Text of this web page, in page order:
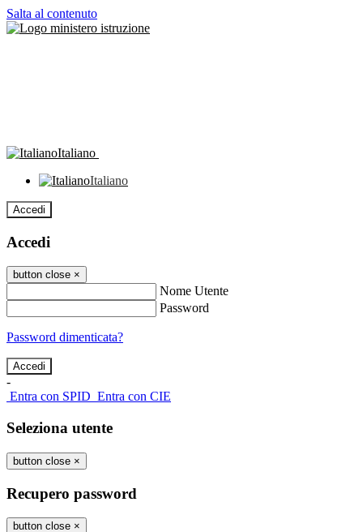
Salta al contenuto
Italiano
Italiano
Accedi
Accedi
button close ×
Nome Utente
Password
Password dimenticata?
-
Entra con SPID Entra con CIE
Seleziona utente
button close ×
Recupero password
button close ×